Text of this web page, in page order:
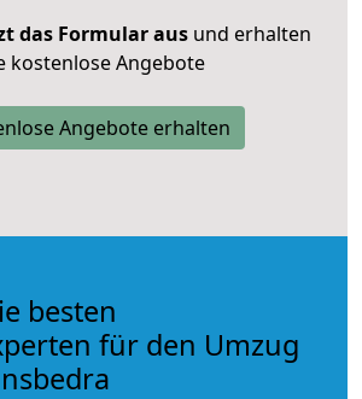
das Formular ausund erhalten
kostenlose Angebote
Angebote erhalten
besten
für den Umzug